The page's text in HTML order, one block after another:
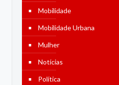
Mobilidade
Mobilidade Urbana
Mulher
Notícias
Política